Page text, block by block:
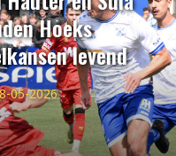
Hoeks
levend
05-2026